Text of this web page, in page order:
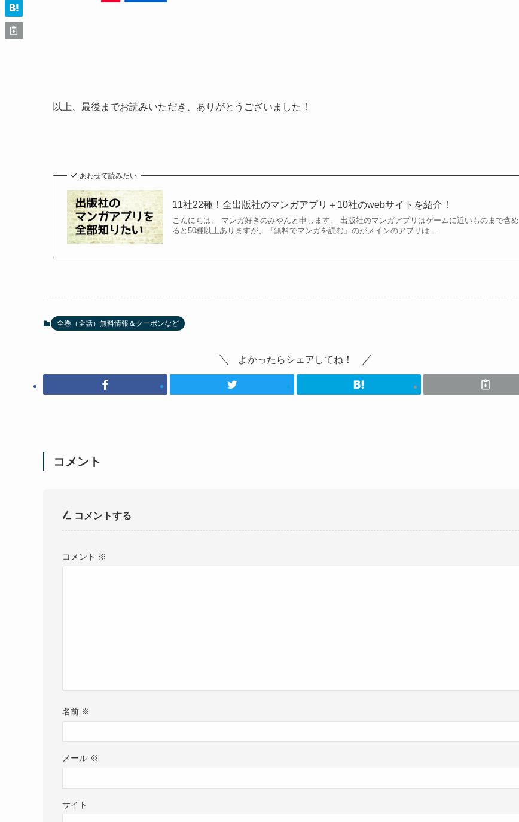
以上、最後までお読みいただき、ありがとうございました！
あわせて読みたい
11社22種！全出版社のマンガアプリ＋10社のwebサイトを紹介！
こんにちは。 マンガ好きのみやんと申します。 出版社のマンガアプリはゲームに近いものまで含め
ると50種以上ありますが、『無料でマンガを読む』のがメインのアプリは...
全巻（全話）無料情報＆クーポンなど
よかったらシェアしてね！
コメント
コメントする
コメント ※
名前 ※
メール ※
サイト